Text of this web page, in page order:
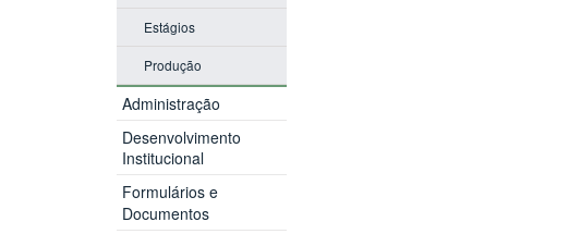
Estágios
Produção
Administração
Desenvolvimento
Institucional
Formulários e
Documentos